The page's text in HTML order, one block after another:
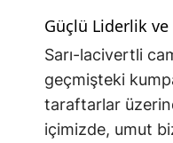
Güçlü Liderlik
Sarı-lacivertli
geçmişteki
taraftarlar
içimizde, umut